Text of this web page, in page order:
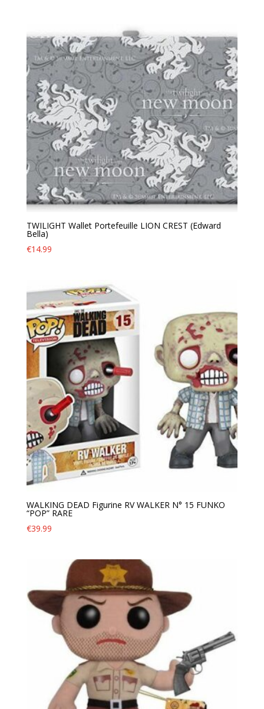
TWILIGHT Wallet Portefeuille LION CREST (Edward
Bella)
€14.99
WALKING DEAD Figurine RV WALKER N° 15 FUNKO
“POP” RARE
€39.99